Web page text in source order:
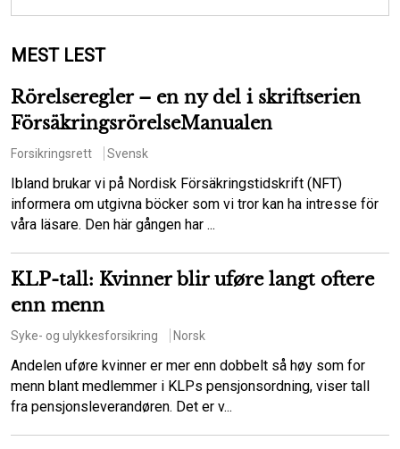
MEST LEST
Rörelseregler – en ny del i skriftserien
FörsäkringsrörelseManualen
Forsikringsrett Svensk
Ibland brukar vi på Nordisk Försäkringstidskrift (NFT)
informera om utgivna böcker som vi tror kan ha intresse för
våra läsare. Den här gången har ...
KLP-tall: Kvinner blir uføre langt oftere
enn menn
Syke- og ulykkesforsikring Norsk
Andelen uføre kvinner er mer enn dobbelt så høy som for
menn blant medlemmer i KLPs pensjonsordning, viser tall
fra pensjonsleverandøren. Det er v...